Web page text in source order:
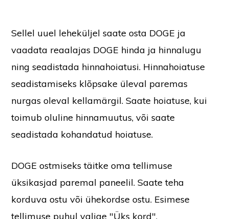
Sellel uuel leheküljel saate osta DOGE ja
vaadata reaalajas DOGE hinda ja hinnalugu
ning seadistada hinnahoiatusi. Hinnahoiatuse
seadistamiseks klõpsake üleval paremas
nurgas oleval kellamärgil. Saate hoiatuse, kui
toimub oluline hinnamuutus, või saate
seadistada kohandatud hoiatuse.
DOGE ostmiseks täitke oma tellimuse
üksikasjad paremal paneelil. Saate teha
korduva ostu või ühekordse ostu. Esimese
tellimuse puhul valige "Üks kord".